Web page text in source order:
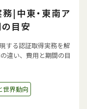
|中東・東南ア
目安
する認証取得実務を解
違い、費用と期間の目
世界動向